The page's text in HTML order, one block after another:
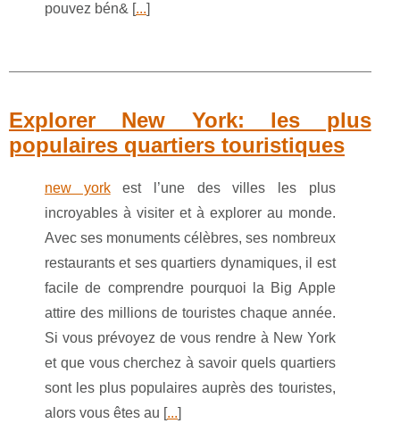
pouvez bén& [...]
Explorer New York: les plus
populaires quartiers touristiques
new yorkest l’une des villes les plus
incroyables à visiter et à explorer au monde.
Avec ses monuments célèbres, ses nombreux
restaurants et ses quartiers dynamiques, il est
facile de comprendre pourquoi la Big Apple
attire des millions de touristes chaque année.
Si vous prévoyez de vous rendre à New York
et que vous cherchez à savoir quels quartiers
sont les plus populaires auprès des touristes,
alors vous êtes au [...]